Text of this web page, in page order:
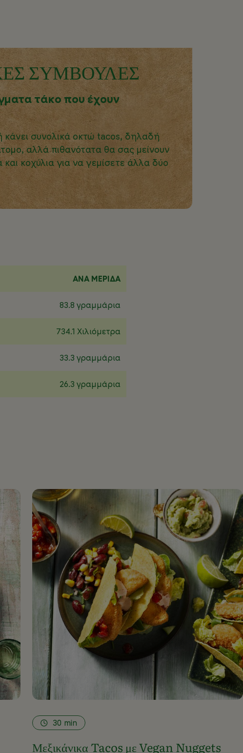
ΣΥΜΒΟΥΛΕΣ
τάκο που έχουν
συνολικά οκτώ tacos, δηλαδή
αλλά πιθανότατα θα σας μείνουν
κοχύλια για να γεμίσετε άλλα δύο
ΑΝΑ ΜΕΡΙΔΑ
83.8 γραμμάρια
734.1 Χιλιόμετρα
33.3 γραμμάρια
26.3 γραμμάρια
Μεξικάνικα Tacos με Vegan Nuggets
30 min